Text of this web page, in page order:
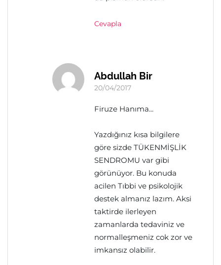
Cevapla
Abdullah Bir
20/04/2017
Firuze Hanıma...
Yazdığınız kısa bilgilere
göre sizde TÜKENMİŞLİK
SENDROMU var gibi
görünüyor. Bu konuda
acilen Tıbbi ve psikolojik
destek almanız lazım. Aksi
taktirde ilerleyen
zamanlarda tedaviniz ve
normalleşmeniz cok zor ve
imkansız olabilir.